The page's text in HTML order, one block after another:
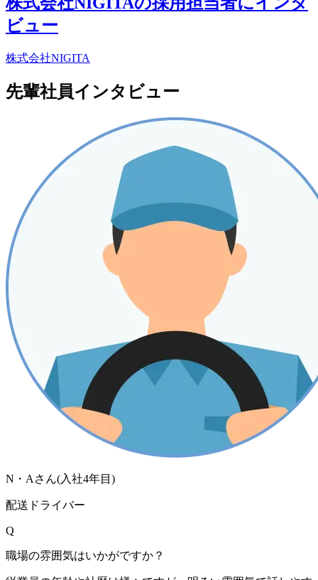
ビュー
株式会社NIGITA
先輩社員インタビュー
N・Aさん(入社4年目)
配送ドライバー
Q
職場の雰囲気はいかがですか？